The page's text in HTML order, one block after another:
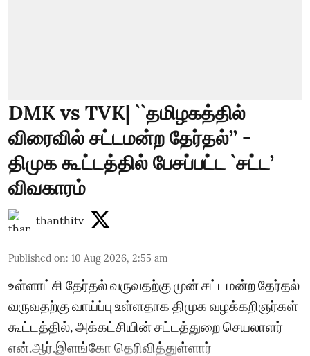
DMK vs TVK| ``தமிழகத்தில்
விரைவில் சட்டமன்ற தேர்தல்’’ -
திமுக கூட்டத்தில் பேசப்பட்ட `சட்ட’
விவகாரம்
thanthitv
Published on: 10 Aug 2026, 2:55 am
உள்ளாட்சி தேர்தல் வருவதற்கு முன் சட்டமன்ற தேர்தல்
வருவதற்கு வாய்ப்பு உள்ளதாக திமுக வழக்கறிஞர்கள்
கூட்டத்தில், அக்கட்சியின் சட்டத்துறை செயலாளர்
என்.ஆர்.இளங்கோ தெரிவித்துள்ளார்